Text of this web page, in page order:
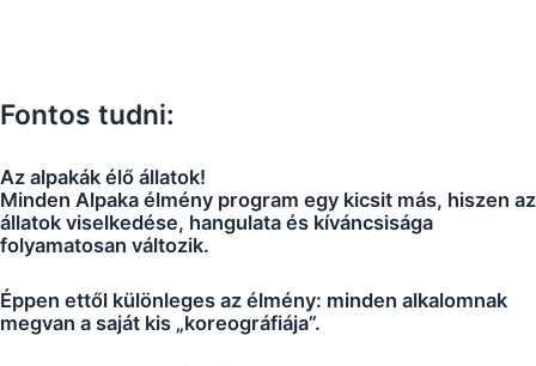
Fontos tudni:
Az alpakák élő állatok!
Minden Alpaka élmény program egy kicsit más, hiszen az
állatok viselkedése, hangulata és kíváncsisága
folyamatosan változik.
Éppen ettől különleges az élmény: minden alkalomnak
megvan a saját kis „koreográfiája”.